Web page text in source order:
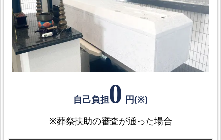
野
区
民
火
場
自己負担0 円(※)
※葬祭扶助の審査が通った場合